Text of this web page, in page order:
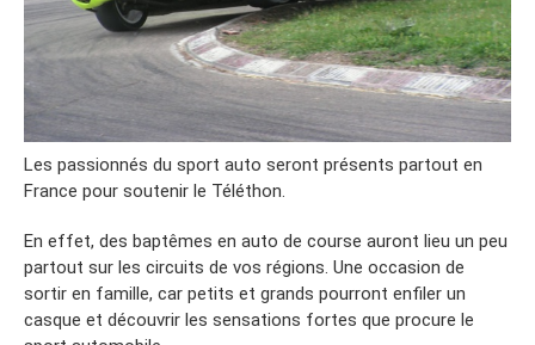
Les passionnés du sport auto seront présents partout en
France pour soutenir le Téléthon.
En effet, des baptêmes en auto de course auront lieu un peu
partout sur les circuits de vos régions. Une occasion de
sortir en famille, car petits et grands pourront enfiler un
casque et découvrir les sensations fortes que procure le